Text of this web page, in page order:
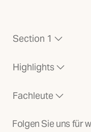
Section 1
Highlights
Fachleute
Folgen Sie uns für